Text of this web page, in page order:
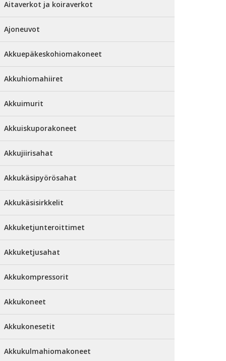
Aitaverkot ja koiraverkot
Ajoneuvot
Akkuepäkeskohiomakoneet
Akkuhiomahiiret
Akkuimurit
Akkuiskuporakoneet
Akkujiirisahat
Akkukäsipyörösahat
Akkukäsisirkkelit
Akkuketjunteroittimet
Akkuketjusahat
Akkukompressorit
Akkukoneet
Akkukonesetit
Akkukulmahiomakoneet